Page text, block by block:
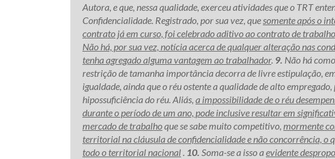
Autora, e que, nessa qualidade, exerceu atividades que o TRT
Confidencialidade. Registrado, por sua vez, quesomente após o
contrato já em curso, foi celebrado aditivo ao contrato de
Não há, por sua vez, notícia acerca de qualquer alteração nas
tenha agregado alguma vantagem ao trabalhador. 9. Não há
restrição de tamanha importância decorra de livre estipulação,
igualdade, ainda que o réu ostente a qualidade de alto
hipossuficiência do réu. Aliás, a impossibilidade de o réu
durante o período de um ano, pode inclusive resultar em
mercado de trabalhoque se sabe muito competitivo, mormente
territorial na cláusula de confidencialidade e não concorrência, o
todo o territorial nacional. 10. Soma-se a isso aevidente